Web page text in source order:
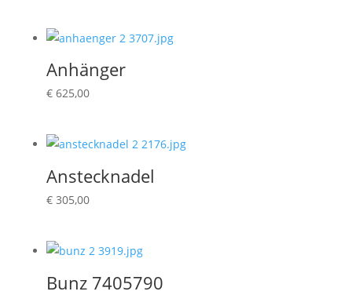
Anhänger
€625,00
Anstecknadel
€305,00
Bunz 7405790